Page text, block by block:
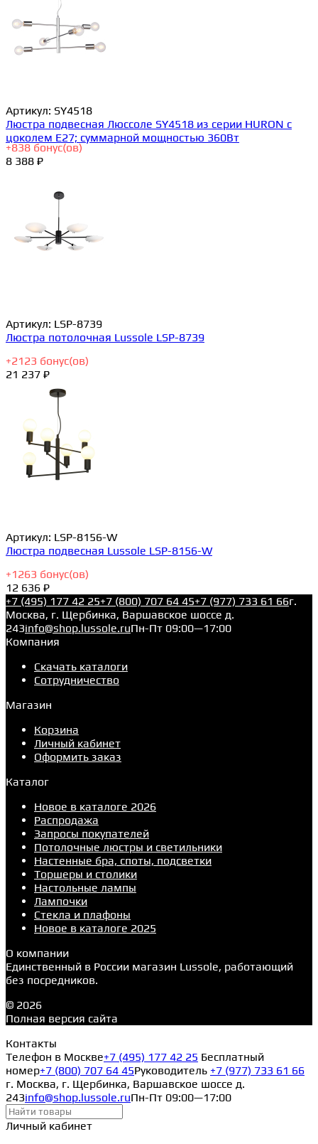
Артикул: SY4518
Люстра подвесная Люссоле SY4518 из серии HURON с
цоколем E27; суммарной мощностью 360Вт
+838 бонус(ов)
8 388 ₽
Артикул: LSP-8739
Люстра потолочная Lussole LSP-8739
+2123 бонус(ов)
21 237 ₽
Артикул: LSP-8156-W
Люстра подвесная Lussole LSP-8156-W
+1263 бонус(ов)
12 636 ₽
+7 (495) 177 42 25+7 (800) 707 64 45+7 (977) 733 61 66г.
Москва, г. Щербинка, Варшавское шоссе д.
243info@shop.lussole.ruПн-Пт 09:00—17:00
Компания
Скачать каталоги
Сотрудничество
Магазин
Корзина
Личный кабинет
Оформить заказ
Каталог
Новое в каталоге 2026
Распродажа
Запросы покупателей
Потолочные люстры и светильники
Настенные бра, споты, подсветки
Торшеры и столики
Настольные лампы
Лампочки
Стекла и плафоны
Новое в каталоге 2025
О компании
Единственный в России магазин Lussole, работающий
без посредников.
© 2026
Полная версия сайта
Контакты
Телефон в Москве+7 (495) 177 42 25 Бесплатный
номер+7 (800) 707 64 45Руководитель +7 (977) 733 61 66
г. Москва, г. Щербинка, Варшавское шоссе д.
243info@shop.lussole.ruПн-Пт 09:00—17:00
Личный кабинет